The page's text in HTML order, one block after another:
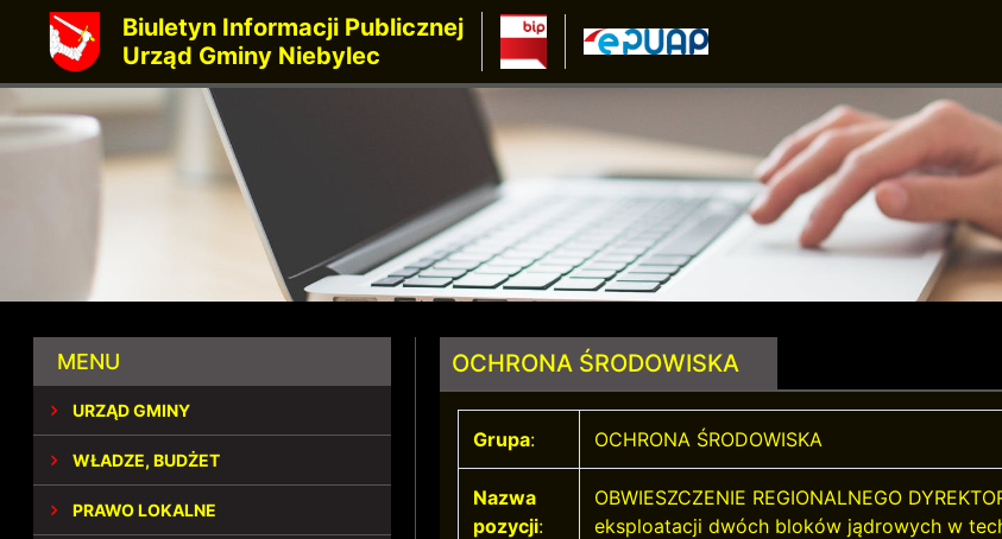
Biuletyn Informacji Publicznej
Urząd Gminy Niebylec
MENU
URZĄD GMINY
WŁADZE, BUDŻET
PRAWO LOKALNE
OCHRONA ŚRODOWISKA
Grupa: OCHRONA ŚRODOWISKA
Nazwa
pozycji:
OBWIESZCZENIE REGIONALNEGO
eksploatacji dwóch bloków jądrowych w